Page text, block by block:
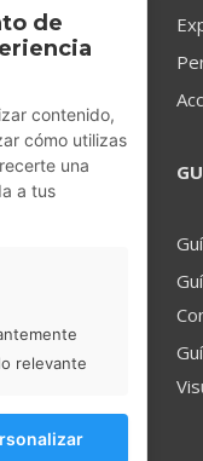
global,
de la
de
contenido,
cómo utilizas
una
a tus
relevante